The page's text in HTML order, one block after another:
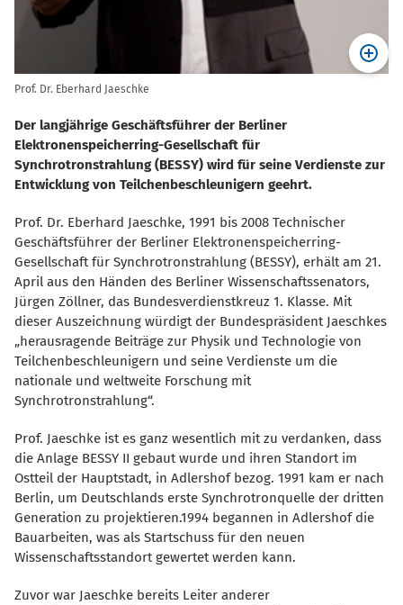
Prof. Dr. Eberhard Jaeschke
Der langjährige Geschäftsführer der Berliner
Elektronenspeicherring-Gesellschaft für
Synchrotronstrahlung (BESSY) wird für seine Verdienste zur
Entwicklung von Teilchenbeschleunigern geehrt.
Prof. Dr. Eberhard Jaeschke, 1991 bis 2008 Technischer
Geschäftsführer der Berliner Elektronenspeicherring-
Gesellschaft für Synchrotronstrahlung (BESSY), erhält am 21.
April aus den Händen des Berliner Wissenschaftssenators,
Jürgen Zöllner, das Bundesverdienstkreuz 1. Klasse. Mit
dieser Auszeichnung würdigt der Bundespräsident Jaeschkes
herausragende Beiträge zur Physik und Technologie von
Teilchenbeschleunigern und seine Verdienste um die
nationale und weltweite Forschung mit
Synchrotronstrahlung“.
Prof. Jaeschke ist es ganz wesentlich mit zu verdanken, dass
die Anlage BESSY II gebaut wurde und ihren Standort im
Ostteil der Hauptstadt, in Adlershof bezog. 1991 kam er nach
Berlin, um Deutschlands erste Synchrotronquelle der dritten
Generation zu projektieren.1994 begannen in Adlershof die
Bauarbeiten, was als Startschuss für den neuen
Wissenschaftsstandort gewertet werden kann.
Zuvor war Jaeschke bereits Leiter anderer